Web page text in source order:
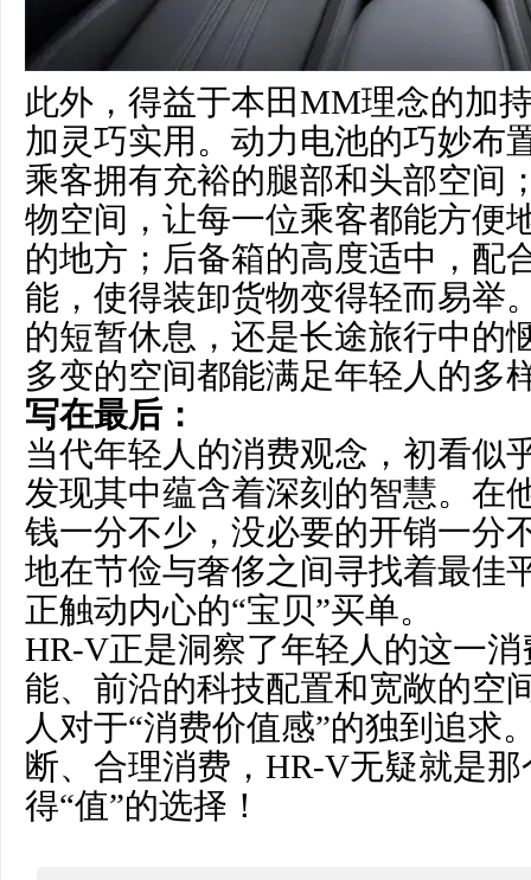
此外，得益于本田MM理念的加
加灵巧实用。动力电池的巧妙布
乘客拥有充裕的腿部和头部空间
物空间，让每一位乘客都能方便
的地方；后备箱的高度适中，配
能，使得装卸货物变得轻而易举
的短暂休息，还是长途旅行中的
多变的空间都能满足年轻人的多
写在最后：
当代年轻人的消费观念，初看似
发现其中蕴含着深刻的智慧。在
钱一分不少，没必要的开销一分
地在节俭与奢侈之间寻找着最佳
正触动内心的“宝贝”买单。
HR-V正是洞察了年轻人的这一
能、前沿的科技配置和宽敞的空
人对于“消费价值感”的独到追求
断、合理消费，HR-V无疑就是
得“值”的选择！